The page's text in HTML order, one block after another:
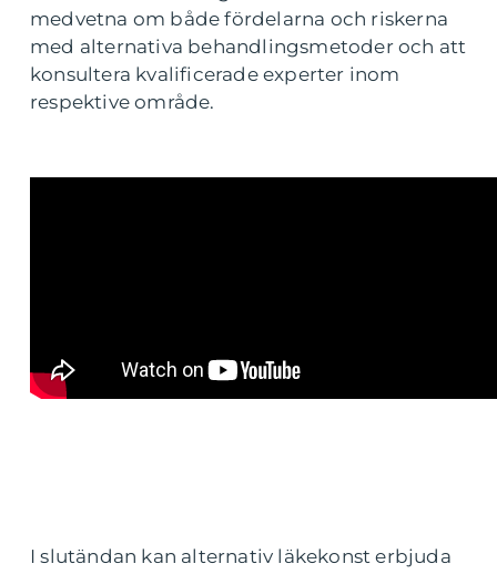
medvetna om både fördelarna och riskerna
med alternativa behandlingsmetoder och att
konsultera kvalificerade experter inom
respektive område.
I slutändan kan alternativ läkekonst erbjuda